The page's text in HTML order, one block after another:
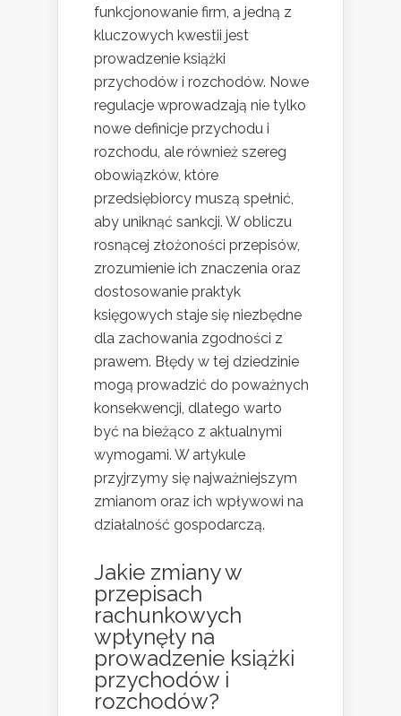
funkcjonowanie firm, a jedną z
kluczowych kwestii jest
prowadzenie książki
przychodów i rozchodów. Nowe
regulacje wprowadzają nie tylko
nowe definicje przychodu i
rozchodu, ale również szereg
obowiązków, które
przedsiębiorcy muszą spełnić,
aby uniknąć sankcji. W obliczu
rosnącej złożoności przepisów,
zrozumienie ich znaczenia oraz
dostosowanie praktyk
księgowych staje się niezbędne
dla zachowania zgodności z
prawem. Błędy w tej dziedzinie
mogą prowadzić do poważnych
konsekwencji, dlatego warto
być na bieżąco z aktualnymi
wymogami. W artykule
przyjrzymy się najważniejszym
zmianom oraz ich wpływowi na
działalność gospodarczą.
Jakie zmiany w
przepisach
rachunkowych
wpłynęły na
prowadzenie książki
przychodów i
rozchodów?